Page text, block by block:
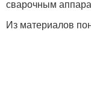
сварочным
Из материалов